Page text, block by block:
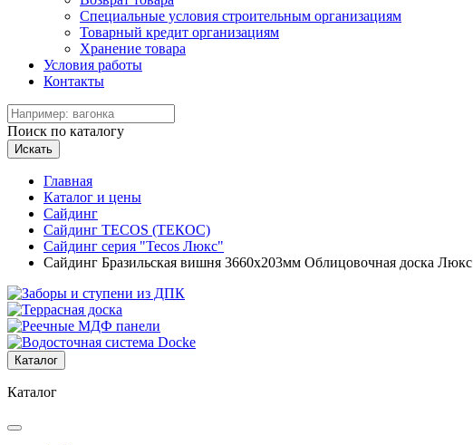
Специальные условия строительным организациям
Товарный кредит организациям
Хранение товара
Условия работы
Контакты
Поиск по каталогу
Искать
Главная
Каталог и цены
Сайдинг
Сайдинг TECOS (ТЕКОС)
Сайдинг серия "Tecos Люкс"
Сайдинг Бразильская вишня 3660х203мм Облицовочная доска Люкс
Каталог
Каталог